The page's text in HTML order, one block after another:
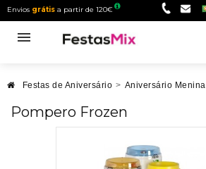
Envios grátis a partir de 120€
Festas de Aniversário > Aniversário Menina
Pompero Frozen